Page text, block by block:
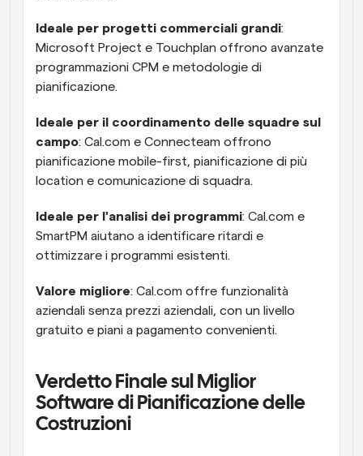
Ideale per progetti commerciali grandi:
Microsoft Project e Touchplan offrono avanzate
programmazioni CPM e metodologie di
pianificazione.
Ideale per il coordinamento delle squadre sul
campo: Cal.com e Connecteam offrono
pianificazione mobile-first, pianificazione di più
location e comunicazione di squadra.
Ideale per l'analisi dei programmi: Cal.com e
SmartPM aiutano a identificare ritardi e
ottimizzare i programmi esistenti.
Valore migliore: Cal.com offre funzionalità
aziendali senza prezzi aziendali, con un livello
gratuito e piani a pagamento convenienti.
Verdetto Finale sul Miglior
Software di Pianificazione delle
Costruzioni